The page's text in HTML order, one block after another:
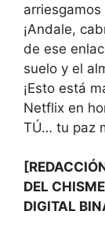
¡Andale,
de ese
suelo y el
¡Esto está
Netflix en
TÚ… tu paz
DEL
DIGITAL